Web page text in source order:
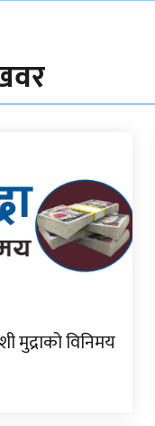
मुद्राको विनिमय